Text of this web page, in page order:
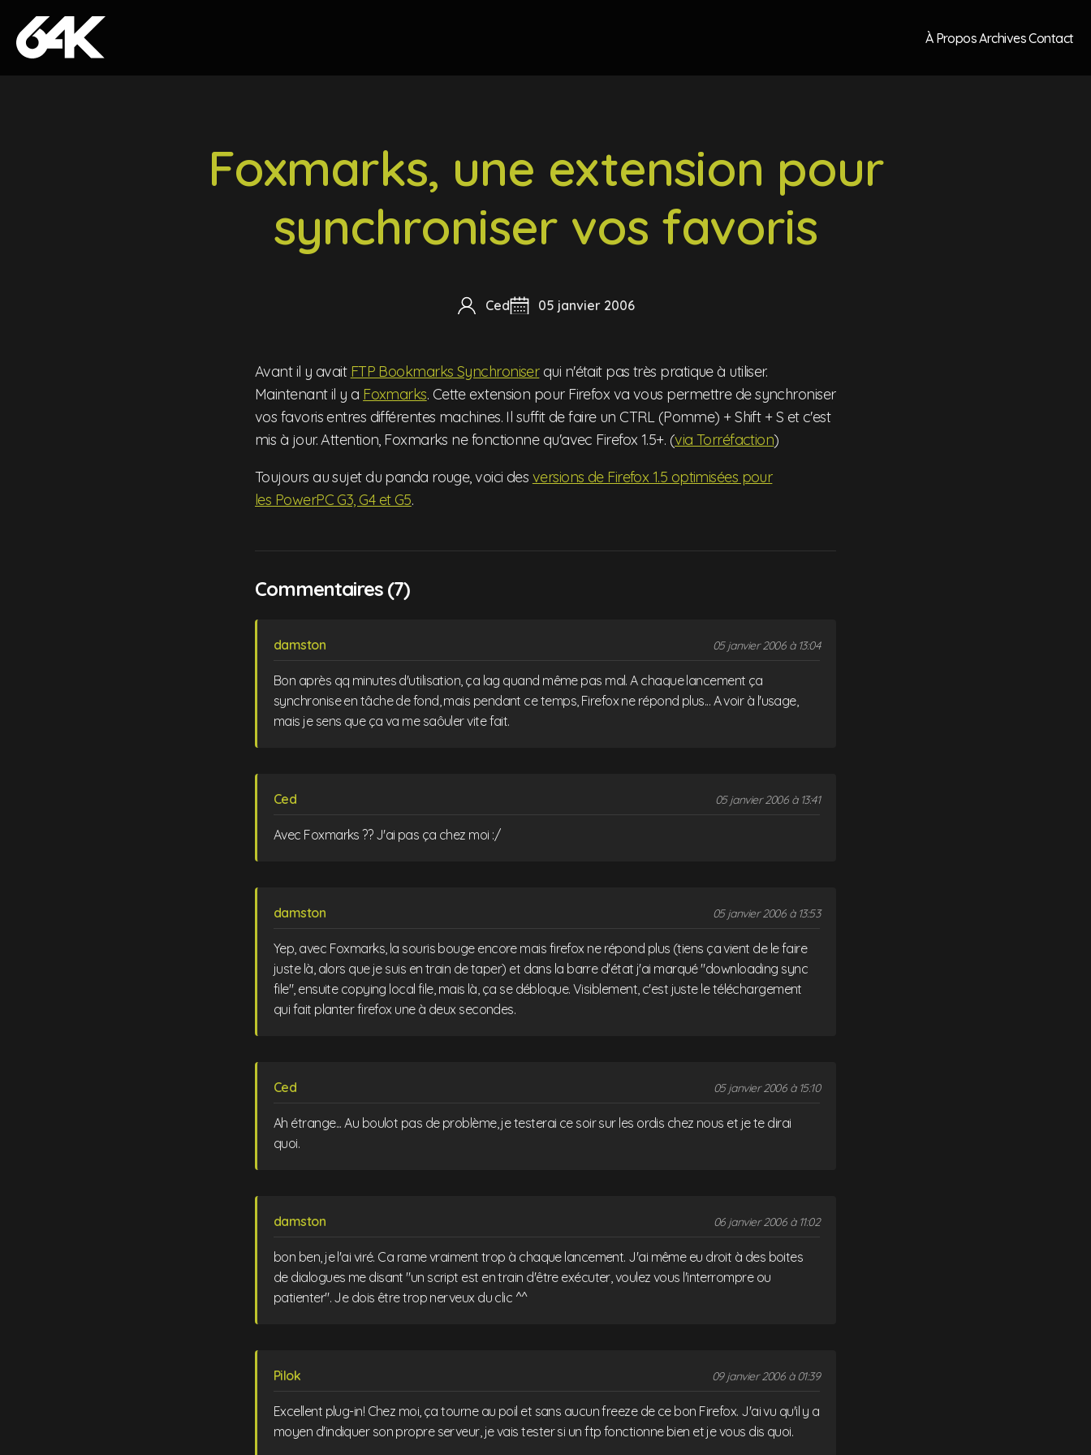
Skip to content
À ProposArchivesContact
Foxmarks, une extension pour
synchroniser vos favoris
Ced 05 janvier 2006
Avant il y avait FTP Bookmarks Synchroniserqui n'était pas très pratique à utiliser.
Maintenant il y a Foxmarks. Cette extension pour Firefox va vous permettre de synchroniser
vos favoris entres différentes machines. Il suffit de faire un CTRL (Pomme) + Shift + S et c'est
mis à jour. Attention, Foxmarks ne fonctionne qu'avec Firefox 1.5+. (via Torréfaction)
Toujours au sujet du panda rouge, voici des versions de Firefox 1.5 optimisées pour
les PowerPC G3, G4 et G5.
Commentaires (7)
damston 05 janvier 2006 à 13:04
Bon après qq minutes d'utilisation, ça lag quand même pas mal. A chaque lancement ça
synchronise en tâche de fond, mais pendant ce temps, Firefox ne répond plus... A voir à l'usage,
mais je sens que ça va me saôuler vite fait.
Ced 05 janvier 2006 à 13:41
Avec Foxmarks ?? J'ai pas ça chez moi :/
damston 05 janvier 2006 à 13:53
Yep, avec Foxmarks, la souris bouge encore mais firefox ne répond plus (tiens ça vient de le faire
juste là, alors que je suis en train de taper) et dans la barre d'état j'ai marqué "downloading sync
file", ensuite copying local file, mais là, ça se débloque. Visiblement, c'est juste le téléchargement
qui fait planter firefox une à deux secondes.
Ced 05 janvier 2006 à 15:10
Ah étrange... Au boulot pas de problème, je testerai ce soir sur les ordis chez nous et je te dirai
quoi.
damston 06 janvier 2006 à 11:02
bon ben, je l'ai viré. Ca rame vraiment trop à chaque lancement. J'ai même eu droit à des boites
de dialogues me disant "un script est en train d'être exécuter, voulez vous l'interrompre ou
patienter". Je dois être trop nerveux du clic ^^
Pilok 09 janvier 2006 à 01:39
Excellent plug-in! Chez moi, ça tourne au poil et sans aucun freeze de ce bon Firefox. J'ai vu qu'il y a
moyen d'indiquer son propre serveur, je vais tester si un ftp fonctionne bien et je vous dis quoi.